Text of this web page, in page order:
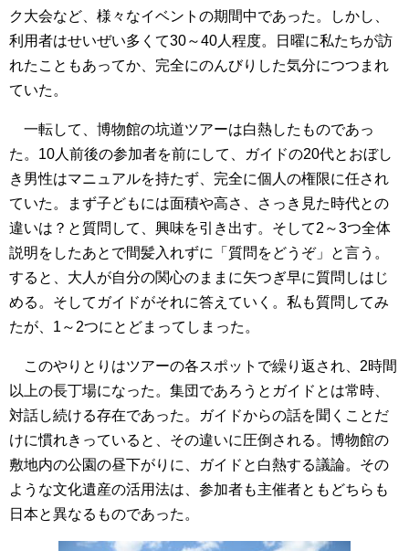
ク大会など、様々なイベントの期間中であった。しかし、
利用者はせいぜい多くて30～40人程度。日曜に私たちが訪
れたこともあってか、完全にのんびりした気分につつまれ
ていた。
一転して、博物館の坑道ツアーは白熱したものであっ
た。10人前後の参加者を前にして、ガイドの20代とおぼし
き男性はマニュアルを持たず、完全に個人の権限に任され
ていた。まず子どもには面積や高さ、さっき見た時代との
違いは？と質問して、興味を引き出す。そして2～3つ全体
説明をしたあとで間髪入れずに「質問をどうぞ」と言う。
すると、大人が自分の関心のままに矢つぎ早に質問しはじ
める。そしてガイドがそれに答えていく。私も質問してみ
たが、1～2つにとどまってしまった。
このやりとりはツアーの各スポットで繰り返され、2時間
以上の長丁場になった。集団であろうとガイドとは常時、
対話し続ける存在であった。ガイドからの話を聞くことだ
けに慣れきっていると、その違いに圧倒される。博物館の
敷地内の公園の昼下がりに、ガイドと白熱する議論。その
ような文化遺産の活用法は、参加者も主催者ともどちらも
日本と異なるものであった。